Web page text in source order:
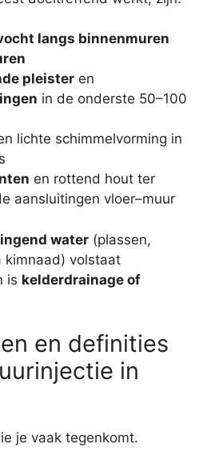
langs binnenmuren
pleister en
in de onderste 50–100
lichte schimmelvorming in
en rottend hout ter
aansluitingen vloer–muur
water (plassen,
kimnaad) volstaat
is kelderdrainage of
en definities
in
je vaak tegenkomt.